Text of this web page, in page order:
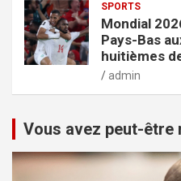
SPORTS
Mondial
Pays-Bas
huitièmes
admin
Vous avez peut-être